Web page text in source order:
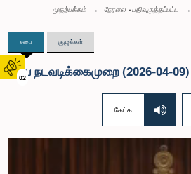
02
முதற்பக்கம் நேரலை - பதிவுருத்தப்பட்ட
சபை குழுக்கள்
சபை நடவடிக்கைமுறை (2026-04-09)
கேட்க